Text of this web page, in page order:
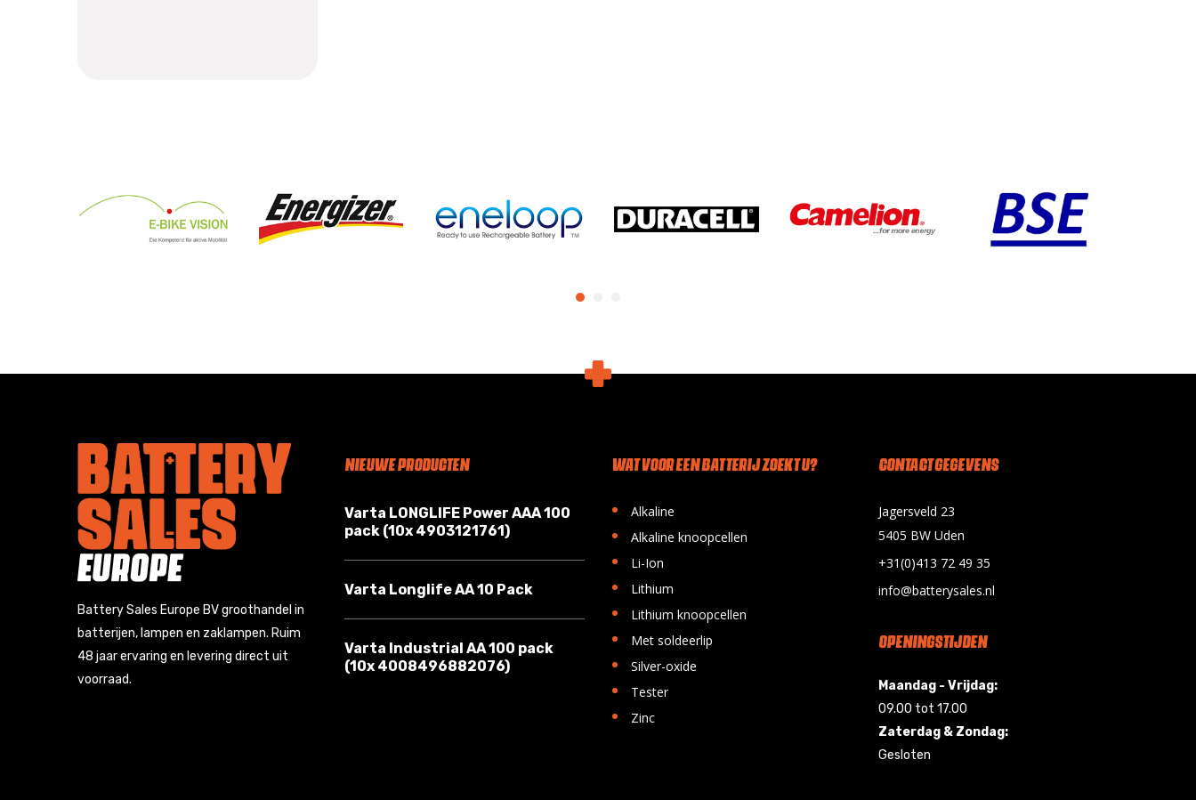
Battery Sales Europe BV groothandel in
batterijen, lampen en zaklampen. Ruim
48 jaar ervaring en levering direct uit
voorraad.
NIEUWE PRODUCTEN
Varta LONGLIFE Power AAA 100
pack (10x 4903121761)
Varta Longlife AA 10 Pack
Varta Industrial AA 100 pack
(10x 4008496882076)
WAT VOOR EEN BATTERIJ ZOEKT U?
• Alkaline
• Alkaline knoopcellen
• Li-Ion
• Lithium
• Lithium knoopcellen
• Met soldeerlip
• Silver-oxide
• Tester
• Zinc
CONTACT GEGEVENS
Jagersveld 23
5405 BW Uden
+31(0)413 72 49 35
info@batterysales.nl
OPENINGSTIJDEN
Maandag - Vrijdag:
09.00 tot 17.00
Zaterdag & Zondag:
Gesloten